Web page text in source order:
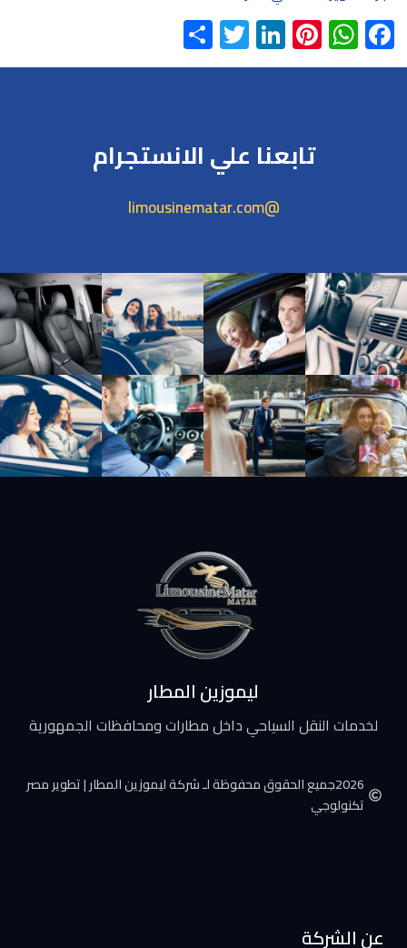
Facebook
WhatsApp
Pinterest
LinkedIn
Twitter
تابعنا علي الانستجرام
@limousinematar.com
ليموزين المطار
لخدمات النقل السياحي داخل مطارات ومحافظات الجمهورية
2026جميع الحقوق محفوظة لـ شركة ليموزين المطار | تطوير مصر
تكنولوجي
عن الشركة